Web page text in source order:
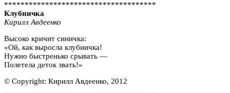
*************************************
Клубничка
Кирилл Авдеенко
Высоко кричит синичка:
«Ой, как выросла клубничка!
Нужно быстренько срывать —
Полетела деток звать!»
© Copyright: Кирилл Авдеенко, 2012